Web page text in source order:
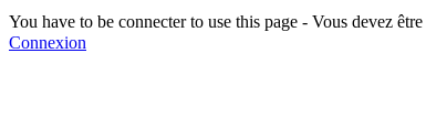
You have to be connecter to use this page - Vous devez
Connexion